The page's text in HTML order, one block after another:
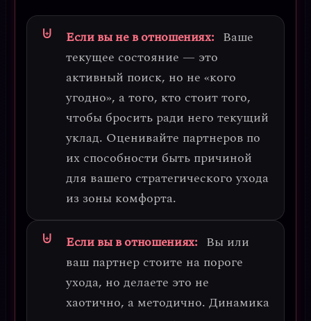
Если вы не в отношениях: Ваше
текущее состояние — это
активный поиск, но не «кого
угодно», а того, кто стоит того,
чтобы бросить ради него текущий
уклад. Оценивайте партнеров по
их способности быть причиной
для вашего стратегического ухода
из зоны комфорта.
Если вы в отношениях: Вы или
ваш партнер стоите на пороге
ухода, но делаете это не
хаотично, а методично. Динамика